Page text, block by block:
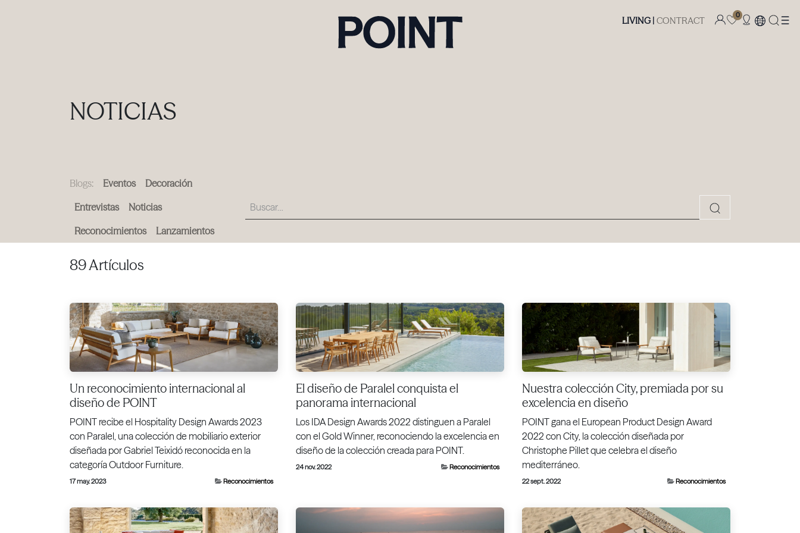
LIVING | CONTRACT
0
NOTICIAS
Blogs: Eventos
Decoración
Entrevistas
Noticias
Reconocimientos
Lanzamientos
89 Artículos
Un reconocimiento internacional al
diseño de POINT
POINT recibe el Hospitality Design Awards 2023
con Paralel, una colección de mobiliario exterior
diseñada por Gabriel Teixidó reconocida en la
categoría Outdoor Furniture.
17 may. 2023 Reconocimientos
El diseño de Paralel conquista el
panorama internacional
Los IDA Design Awards 2022 distinguen a Paralel
con el Gold Winner, reconociendo la excelencia en
diseño de la colección creada para POINT.
24 nov. 2022 Reconocimientos
Nuestra colección City, premiada por su
excelencia en diseño
POINT gana el European Product Design Award
2022 con City, la colección diseñada por
Christophe Pillet que celebra el diseño
mediterráneo.
22 sept. 2022 Reconocimientos